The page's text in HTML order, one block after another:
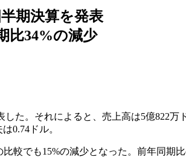
期決算を発表
比34%の減少
た。それによると、売上高は5億822万
0.74ドル。
較でも15%の減少となった。前年同期